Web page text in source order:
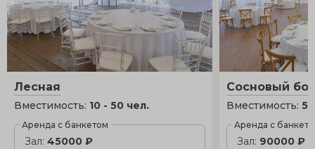
Лесная
Вместимость: 10 - 50 чел.
Аренда с банкетом
Зал: 45000 ₽
Сосновый
Вместимость:
Аренда с
Зал: 90000 ₽